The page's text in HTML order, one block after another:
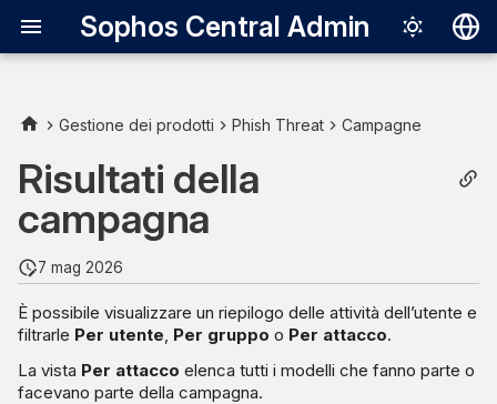
Sophos Central Admin
English
日本語
한국어
Português
Gestione dei prodotti Phish Threat Campagne
Risultati della
campagna
7 mag 2026
È possibile visualizzare un riepilogo delle attività dell’utente e
filtrarle Per utente Per gruppo o Per attacco.
La vista Per attacco elenca tutti i modelli che fanno parte o
facevano parte della campagna.